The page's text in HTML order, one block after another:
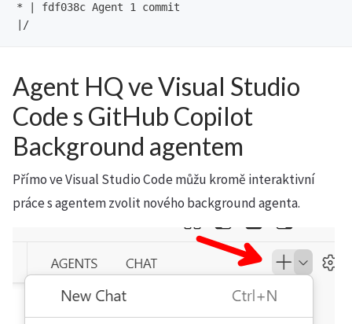
* | fdf038c Agent 1 commit
Agent HQ ve Visual Studio
Code s GitHub Copilot
Background agentem
Přímo ve Visual Studio Code můžu kromě interaktivní
práce s agentem zvolit nového background agenta.